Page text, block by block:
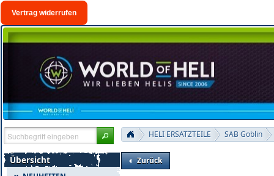
Vertrag widerrufen
Übersicht
HELI ERSATZTEILE SAB Goblin
Zurück